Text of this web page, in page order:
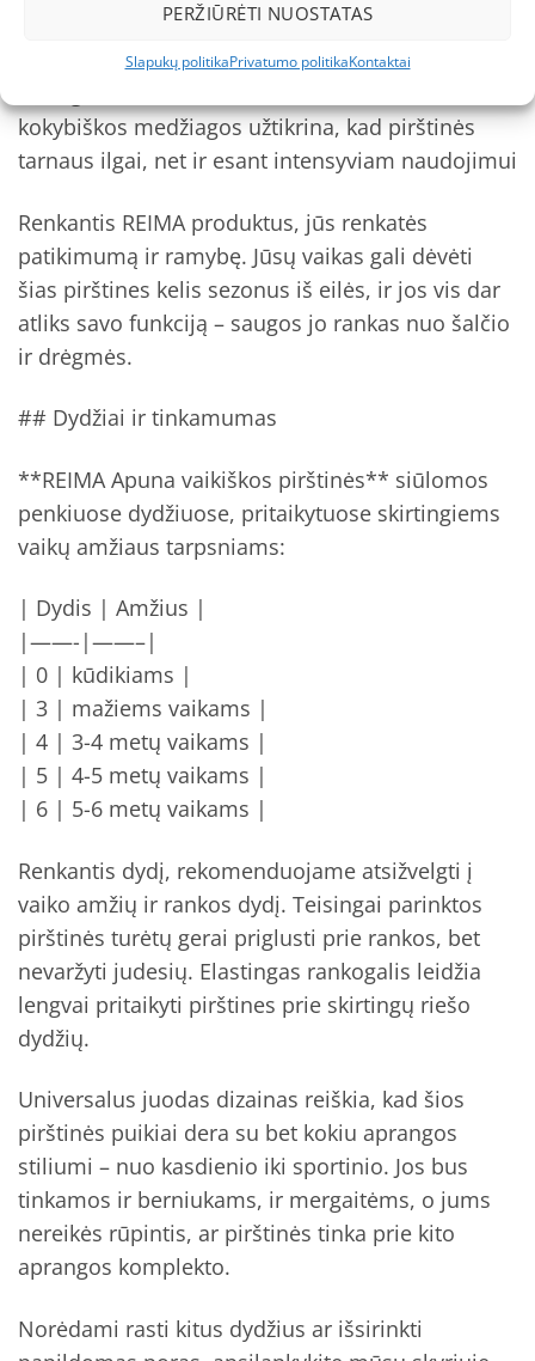
PERŽIŪRĖTI NUOSTATAS
Slapukų politikaPrivatumo politikaKontaktai
produktas yra kuriamas atsižvelgiant į vaikų
kokybiškos medžiagos užtikrina, kad pirštinės
tarnaus ilgai, net ir esant intensyviam naudojimui
Renkantis REIMA produktus, jūs renkatės
patikimumą ir ramybę. Jūsų vaikas gali dėvėti
šias pirštines kelis sezonus iš eilės, ir jos vis dar
atliks savo funkciją – saugos jo rankas nuo šalčio
ir drėgmės.
## Dydžiai ir tinkamumas
**REIMA Apuna vaikiškos pirštinės** siūlomos
penkiuose dydžiuose, pritaikytuose skirtingiems
vaikų amžiaus tarpsniams:
| Dydis | Amžius |
|——-|——–|
| 0 | kūdikiams |
| 3 | mažiems vaikams |
| 4 | 3-4 metų vaikams |
| 5 | 4-5 metų vaikams |
| 6 | 5-6 metų vaikams |
Renkantis dydį, rekomenduojame atsižvelgti į
vaiko amžių ir rankos dydį. Teisingai parinktos
pirštinės turėtų gerai priglusti prie rankos, bet
nevaržyti judesių. Elastingas rankogalis leidžia
lengvai pritaikyti pirštines prie skirtingų riešo
dydžių.
Universalus juodas dizainas reiškia, kad šios
pirštinės puikiai dera su bet kokiu aprangos
stiliumi – nuo kasdienio iki sportinio. Jos bus
tinkamos ir berniukams, ir mergaitėms, o jums
nereikės rūpintis, ar pirštinės tinka prie kito
aprangos komplekto.
Norėdami rasti kitus dydžius ar išsirinkti